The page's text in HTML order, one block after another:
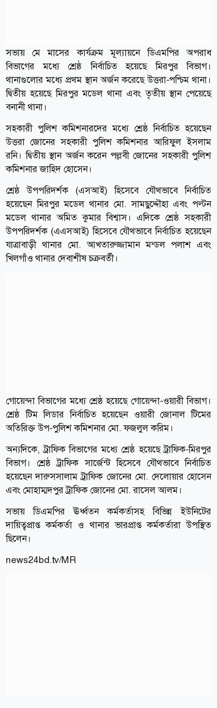
সভায় মে মাসের কার্যক্রম মূল্যায়নে ডিএমপির অপরাধ
বিভাগের মধ্যে শ্রেষ্ঠ নির্বাচিত হয়েছে মিরপুর বিভাগ।
থানাগুলোর মধ্যে প্রথম স্থান অর্জন করেছে উত্তরা-পশ্চিম থানা।
দ্বিতীয় হয়েছে মিরপুর মডেল থানা এবং তৃতীয় স্থান পেয়েছে
বনানী থানা।
সহকারী পুলিশ কমিশনারদের মধ্যে শ্রেষ্ঠ নির্বাচিত হয়েছেন
উত্তরা জোনের সহকারী পুলিশ কমিশনার আরিফুল ইসলাম
রনি। দ্বিতীয় স্থান অর্জন করেন পল্লবী জোনের সহকারী পুলিশ
কমিশনার জাহিদ হোসেন।
শ্রেষ্ঠ উপপরিদর্শক (এসআই) হিসেবে যৌথভাবে নির্বাচিত
হয়েছেন মিরপুর মডেল থানার মো. সামছুদ্দৌহা এবং পল্টন
মডেল থানার অমিত কুমার বিশ্বাস। এদিকে শ্রেষ্ঠ সহকারী
উপপরিদর্শক (এএসআই) হিসেবে যৌথভাবে নির্বাচিত হয়েছেন
যাত্রাবাড়ী থানার মো. আখতারুজ্জামান মন্ডল পলাশ এবং
খিলগাঁও থানার দেবাশীষ চক্রবর্তী।
গোয়েন্দা বিভাগের মধ্যে শ্রেষ্ঠ হয়েছে গোয়েন্দা-ওয়ারী বিভাগ।
শ্রেষ্ঠ টিম লিডার নির্বাচিত হয়েছেন ওয়ারী জোনাল টিমের
অতিরিক্ত উপ-পুলিশ কমিশনার মো. ফজলুল করিম।
অন্যদিকে, ট্রাফিক বিভাগের মধ্যে শ্রেষ্ঠ হয়েছে ট্রাফিক-মিরপুর
বিভাগ। শ্রেষ্ঠ ট্রাফিক সার্জেন্ট হিসেবে যৌথভাবে নির্বাচিত
হয়েছেন দারুসসালাম ট্রাফিক জোনের মো. দেলোয়ার হোসেন
এবং মোহাম্মদপুর ট্রাফিক জোনের মো. রাসেল আলম।
সভায় ডিএমপির ঊর্ধ্বতন কর্মকর্তাসহ বিভিন্ন ইউনিটের
দায়িত্বপ্রাপ্ত কর্মকর্তা ও থানার ভারপ্রাপ্ত কর্মকর্তারা উপস্থিত
ছিলেন।
news24bd.tv/MR